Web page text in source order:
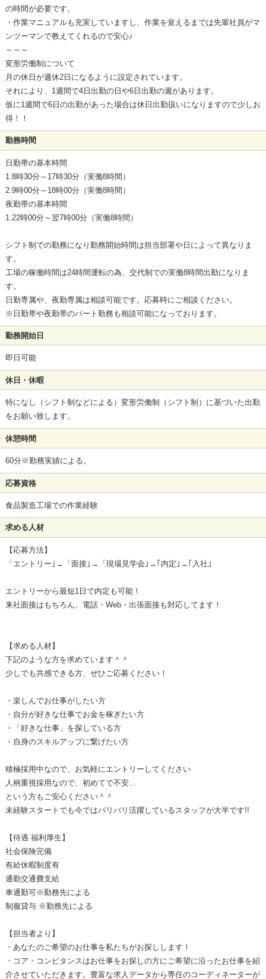
の時間が必要です。
・作業マニュアルも充実していますし、作業を覚えるまでは先輩社員がマ
ンツーマンで教えてくれるので安心♪
～～～
変形労働制について
月の休日が週休2日になるように設定されています。
それにより、1週間で4日出勤の日や6日出勤の週があります。
仮に1週間で6日の出勤があった場合は休日出勤扱いになりますので少しお
得！！
勤務時間
日勤帯の基本時間
1.8時30分～17時30分（実働8時間）
2.9時00分～18時00分（実働8時間）
夜勤帯の基本時間
1.22時00分～翌7時00分（実働8時間）
シフト制での勤務になり勤務開始時間は担当部署や日によって異なりま
す。
工場の稼働時間は24時間運転の為、交代制での実働8時間出勤になりま
す。
日勤専属や、夜勤専属は相談可能です。応募時にご相談ください。
※日勤帯や夜勤帯のパート勤務も相談可能になっております。
勤務開始日
即日可能
休日・休暇
特になし（シフト制などによる）変形労働制（シフト制）に基づいた出勤
をお願い致します。
休憩時間
60分※勤務実績による。
応募資格
食品製造工場での作業経験
求める人材
【応募方法】
「エントリー｣→「面接｣→「現場見学会｣→｢内定｣→｢入社｣
エントリーから最短1日で内定も可能！
来社面接はもちろん、電話・Web・出張面接も対応してます！
【求める人材】
下記のような方を求めています＾＾
少しでも共感できる方、ぜひご応募ください！
・楽しんでお仕事がしたい方
・自分が好きな仕事でお金を稼ぎたい方
・「好きな仕事」を探している方
・自身のスキルアップに繋げたい方
積極採用中なので、お気軽にエントリーしてください
人柄重視採用なので、初めてで不安…
という方もご安心ください＾＾
未経験スタートでも今ではバリバリ活躍しているスタッフが大半です!!
【待遇 福利厚生】
社会保険完備
有給休暇制度有
通勤交通費支給
車通勤可※勤務先による
制服貸与 ※勤務先による
【担当者より】
・あなたのご希望のお仕事を私たちがお探しします！
・コア・コンピタンスはお仕事をお探しの方にご希望に沿ったお仕事を紹
介させていただきます。豊富な求人データから専任のコーディネーターが